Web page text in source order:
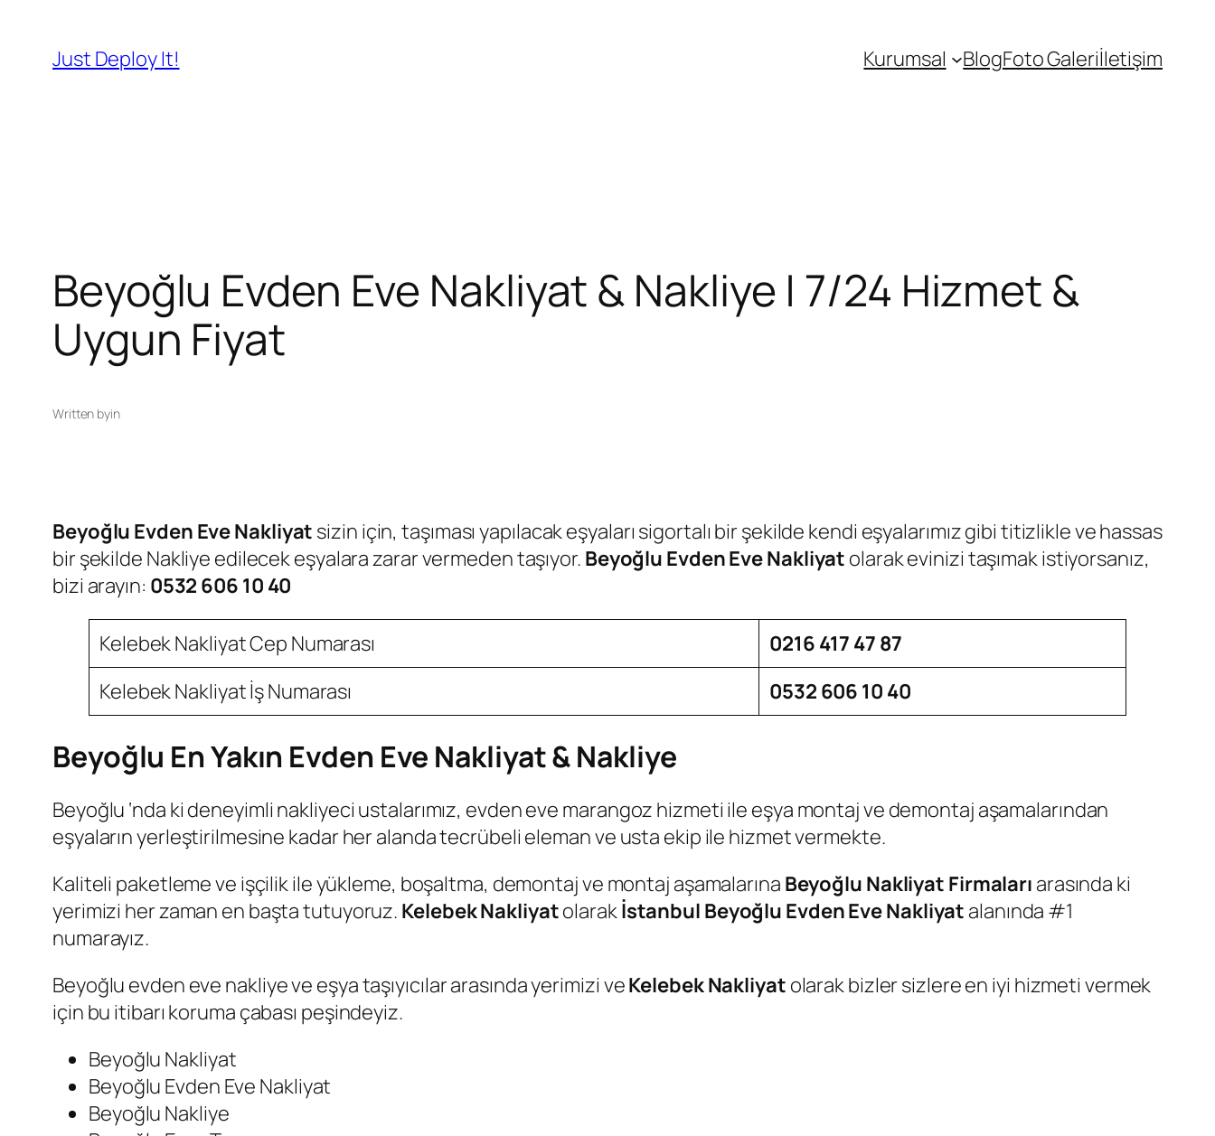
Just Deploy It! Kurumsal BlogFoto Galeriİletişim
Beyoğlu Evden Eve Nakliyat & Nakliye | 7/24 Hizmet &
Uygun Fiyat
Written byin
Beyoğlu Evden Eve Nakliyat sizin için, taşıması yapılacak eşyaları sigortalı bir şekilde kendi eşyalarımız gibi titizlikle ve hassas
bir şekilde Nakliye edilecek eşyalara zarar vermeden taşıyor. Beyoğlu Evden Eve Nakliyat olarak evinizi taşımak istiyorsanız,
bizi arayın: 0532 606 10 40
Kelebek Nakliyat Cep Numarası
0216 417 47 87
Kelebek Nakliyat İş Numarası
0532 606 10 40
Beyoğlu En Yakın Evden Eve Nakliyat & Nakliye
Beyoğlu ‘nda ki deneyimli nakliyeci ustalarımız, evden eve marangoz hizmeti ile eşya montaj ve demontaj aşamalarından
eşyaların yerleştirilmesine kadar her alanda tecrübeli eleman ve usta ekip ile hizmet vermekte.
Kaliteli paketleme ve işçilik ile yükleme, boşaltma, demontaj ve montaj aşamalarına Beyoğlu Nakliyat Firmaları arasında ki
yerimizi her zaman en başta tutuyoruz. Kelebek Nakliyatolarakİstanbul Beyoğlu Evden Eve Nakliyat alanında #1
numarayız.
Beyoğlu evden eve nakliye ve eşya taşıyıcılar arasında yerimizi veKelebek Nakliyat olarak bizler sizlere en iyi hizmeti vermek
için bu itibarı koruma çabası peşindeyiz.
Beyoğlu Nakliyat
Beyoğlu Evden Eve Nakliyat
Beyoğlu Nakliye